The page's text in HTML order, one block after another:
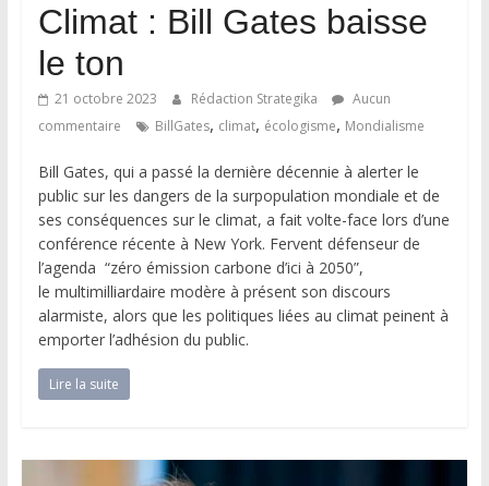
Climat : Bill Gates baisse
le ton
21 octobre 2023 Rédaction Strategika
Aucun
commentaire
BillGates, climat, écologisme, Mondialisme
Bill Gates, qui a passé la dernière décennie à alerter le
public sur les dangers de la surpopulation mondiale et de
ses conséquences sur le climat, a fait volte-face lors d’une
conférence récente à New York. Fervent défenseur de
l’agenda “zéro émission carbone d’ici à 2050”,
le multimilliardaire modère à présent son discours
alarmiste, alors que les politiques liées au climat peinent à
emporter l’adhésion du public.
Lire la suite